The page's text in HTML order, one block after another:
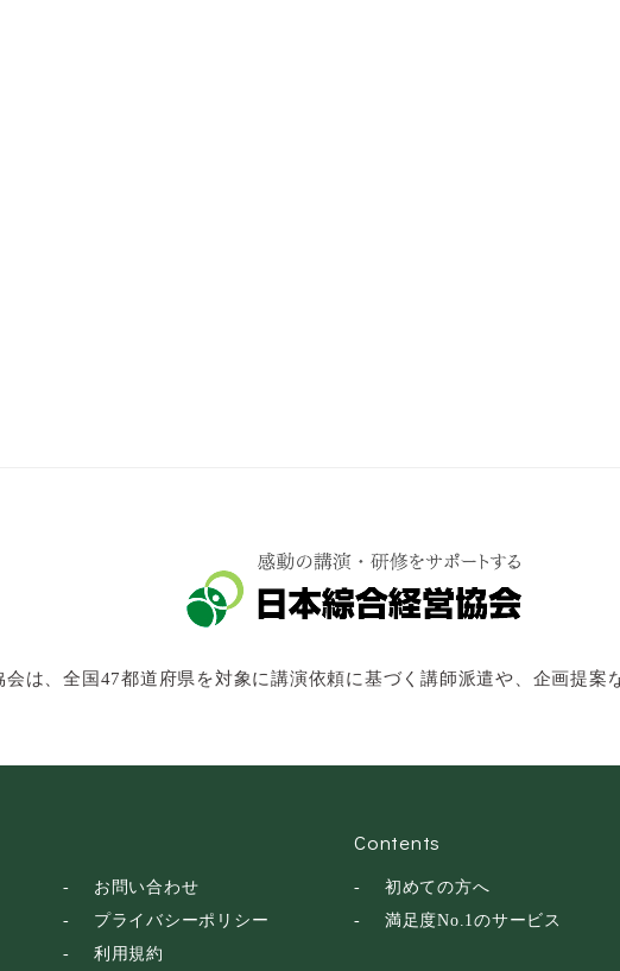
会は、全国47都道府県を対象に講演依頼に基づく講師派遣や、企画提案
お問い合わせ
プライバシーポリシー
利用規約
Contents
初めての方へ
満足度No.1のサービス